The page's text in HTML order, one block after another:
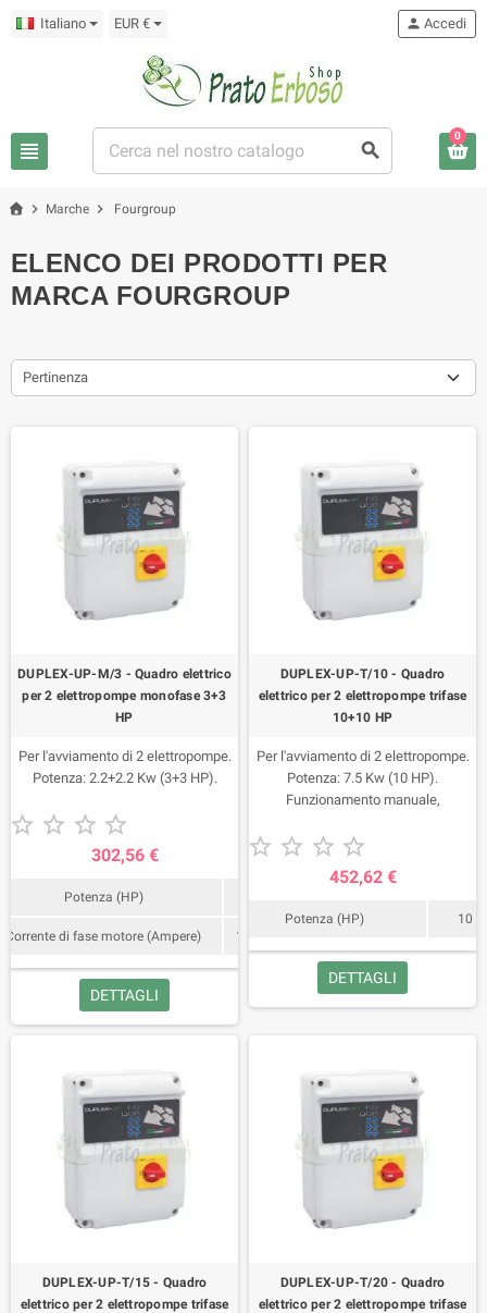
Italiano EUR €
view_headline search
person Accedi
0
chevron_right Marche chevron_right Fourgroup
ELENCO DEI PRODOTTI PER
MARCA FOURGROUP
Pertinenza
DUPLEX-UP-M/3 - Quadro elettrico
per 2 elettropompe monofase 3+3
HP
Per l'avviamento di 2 elettropompe.
Potenza: 2.2+2.2 Kw (3+3 HP).
   
302,56 €
Potenza (HP)
Corrente di fase motore (Ampere) 16
DETTAGLI
DUPLEX-UP-T/10 - Quadro
elettrico per 2 elettropompe trifase
10+10 HP
Per l'avviamento di 2 elettropompe.
Potenza: 7.5 Kw (10 HP).
Funzionamento manuale,
pressostato/galleggiante.
   
452,62 €
Potenza (HP) 10
DETTAGLI
DUPLEX-UP-T/15 - Quadro
elettrico per 2 elettropompe trifase
DUPLEX-UP-T/20 - Quadro
elettrico per 2 elettropompe trifase